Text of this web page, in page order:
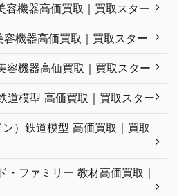
容機器高価買取｜買取スター
機器高価買取｜買取スター
容機器高価買取｜買取スター
道模型 高価買取｜買取スター
）鉄道模型 高価買取｜買取
ファミリー 教材高価買取｜